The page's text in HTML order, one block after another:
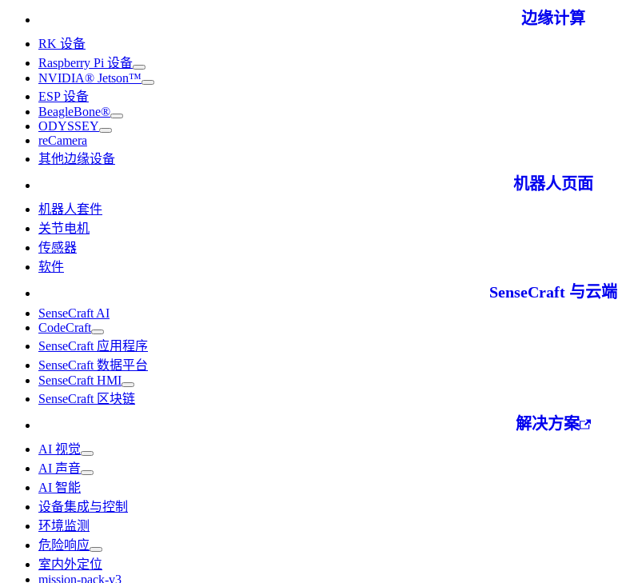
边缘计算
RK 设备
Raspberry Pi 设备
NVIDIA® Jetson™
ESP 设备
BeagleBone®
ODYSSEY
reCamera
其他边缘设备
机器人页面
机器人套件
关节电机
传感器
软件
SenseCraft 与云端
SenseCraft AI
CodeCraft
SenseCraft 应用程序
SenseCraft 数据平台
SenseCraft HMI
SenseCraft 区块链
解决方案
AI 视觉
AI 声音
AI 智能
设备集成与控制
环境监测
危险响应
室内外定位
mission-pack-v3